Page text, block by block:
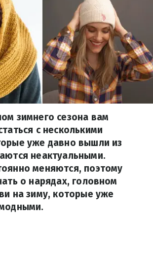
зимнего сезона вам
с несколькими
уже давно вышли из
неактуальными.
меняются, поэтому
о нарядах, головном
на зиму, которые уже